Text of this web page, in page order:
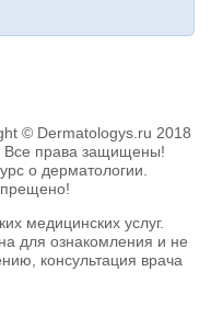
© Dermatologys.ru 2018
Все права защищены!
о дерматологии.
медицинских услуг.
для ознакомления и не
консультация врача